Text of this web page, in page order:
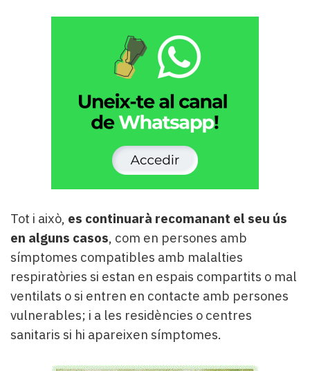
Tot i això, es continuarà recomanant el seu ús
en alguns casos, com en persones amb
símptomes compatibles amb malalties
respiratòries si estan en espais compartits o mal
ventilats o si entren en contacte amb persones
vulnerables; i a les residències o centres
sanitaris si hi apareixen símptomes.